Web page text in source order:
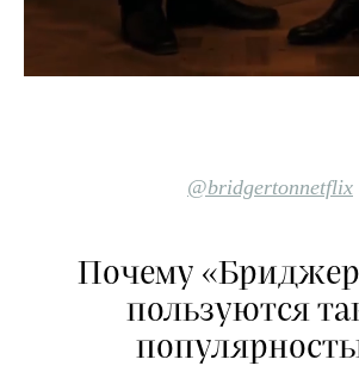
@bridgertonnetflix
Почему
пользуются